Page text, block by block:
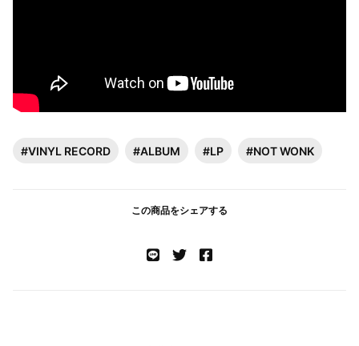
#VINYL RECORD #ALBUM #LP #NOT WONK
この商品をシェアする